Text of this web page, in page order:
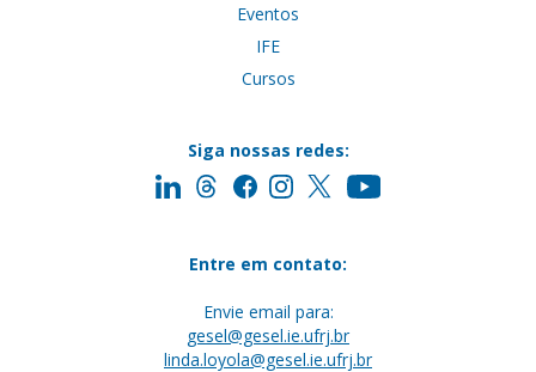
Eventos
IFE
Cursos
Siga nossas redes:
Entre em contato:
Envie email para:
gesel@gesel.ie.ufrj.br
linda.loyola@gesel.ie.ufrj.br